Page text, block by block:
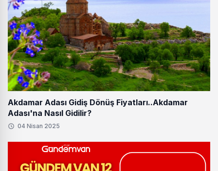
Akdamar Adası Gidiş Dönüş Fiyatları..Akdamar
Adası'na Nasıl Gidilir?
04 Nisan 2025